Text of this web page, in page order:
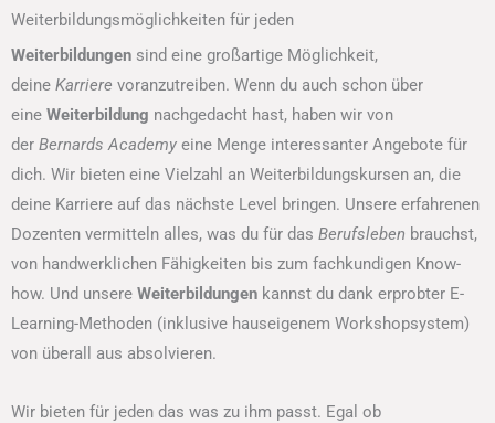
Weiterbildungsmöglichkeiten für jeden
Weiterbildungen sind eine großartige Möglichkeit,
deine Karriere voranzutreiben. Wenn du auch schon über
eine Weiterbildung nachgedacht hast, haben wir von
der Bernards Academy eine Menge interessanter Angebote für
dich. Wir bieten eine Vielzahl an Weiterbildungskursen an, die
deine Karriere auf das nächste Level bringen. Unsere erfahrenen
Dozenten vermitteln alles, was du für das Berufsleben brauchst,
von handwerklichen Fähigkeiten bis zum fachkundigen Know-
how. Und unsere Weiterbildungen kannst du dank erprobter E-
Learning-Methoden (inklusive hauseigenem Workshopsystem)
von überall aus absolvieren.
Wir bieten für jeden das was zu ihm passt. Egal ob